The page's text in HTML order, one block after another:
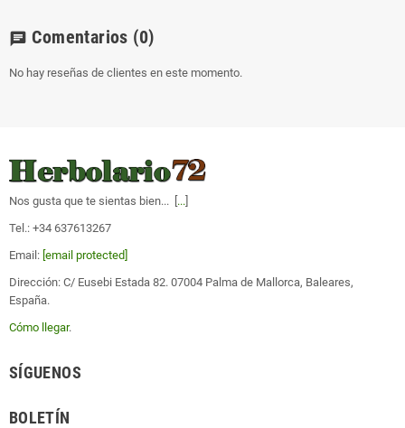
chat Comentarios (0)
No hay reseñas de clientes en este momento.
Nos gusta que te sientas bien... [ ...
Tel.: +34 637613267
Email: [email protected]
Dirección: C/ Eusebi Estada 82. 07004 Palma de Mallorca, Baleares,
España.
Cómo llegar.
SÍGUENOS
BOLETÍN